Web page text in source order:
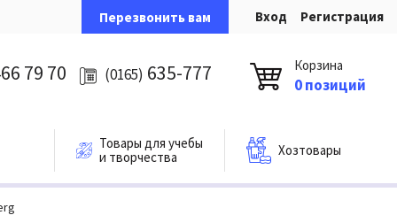
Перезвонить вам Вход Регистрация
79 70 (0165) 635-777 Корзина
0 позиций
Товары для учебы
и творчества
Хозтовары